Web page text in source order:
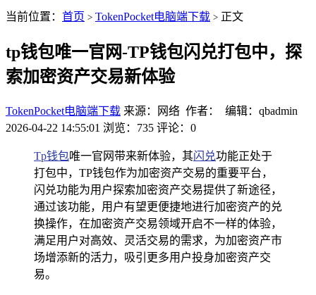
当前位置： 首页 > TokenPocket电脑端下载 > 正文
tp钱包唯一官网-TP钱包闪兑打包中，探
索加密资产交易新体验
TokenPocket电脑端下载 来源：网络 作者： 编辑：qbadmin
2026-04-22 14:55:01 浏览：735 评论：0
Tp钱包唯一官网带来新体验，其闪兑功能正处于
打包中，TP钱包作为加密资产交易的重要平台，
闪兑功能为用户探索加密资产交易提供了新途径，
通过该功能，用户有望更便捷地进行加密资产的兑
换操作，在加密资产交易领域开启不一样的体验，
满足用户对高效、灵活交易的需求，为加密资产市
场增添新的活力，吸引更多用户投身加密资产交
易。